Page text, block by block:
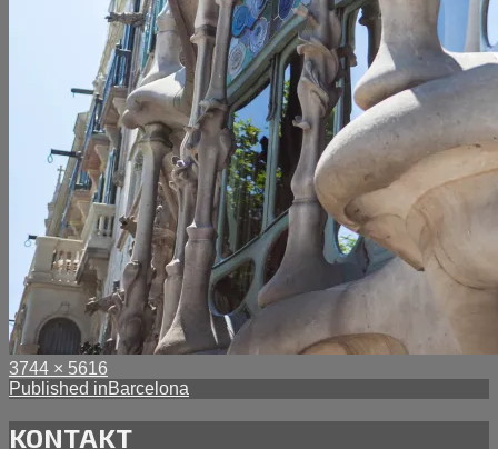
Posted
on
28,
Full
size
3744 × 5616
Inläggsnavigering
Published inBarcelona
KONTAKT